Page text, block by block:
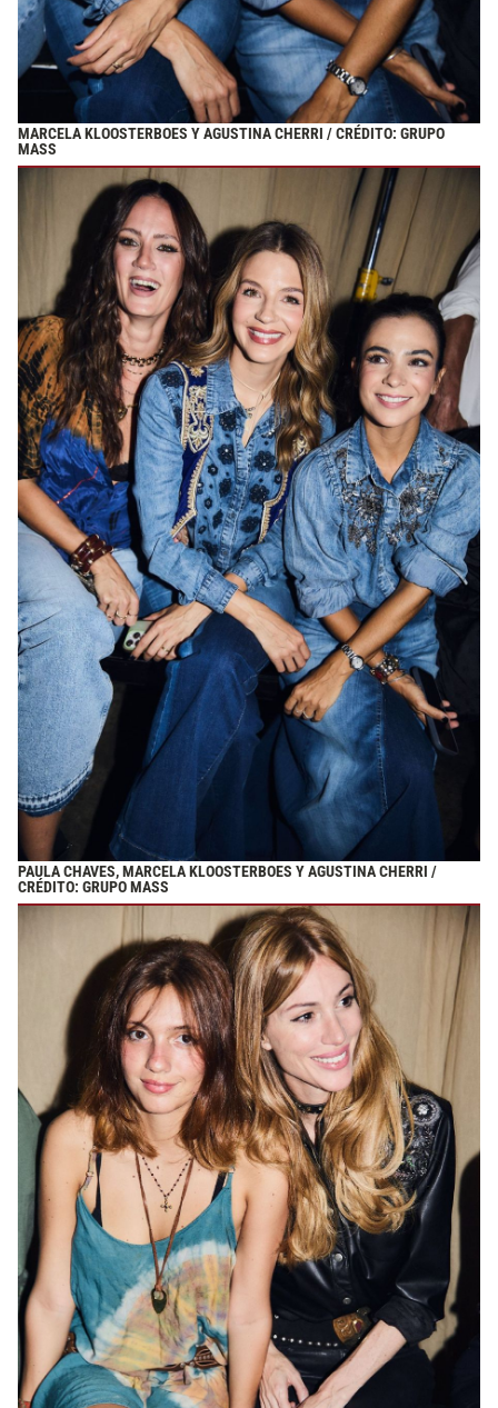
MARCELA KLOOSTERBOES Y AGUSTINA CHERRI / CRÉDITO: GRUPO
MASS
PAULA CHAVES, MARCELA KLOOSTERBOES Y AGUSTINA CHERRI /
CRÉDITO: GRUPO MASS